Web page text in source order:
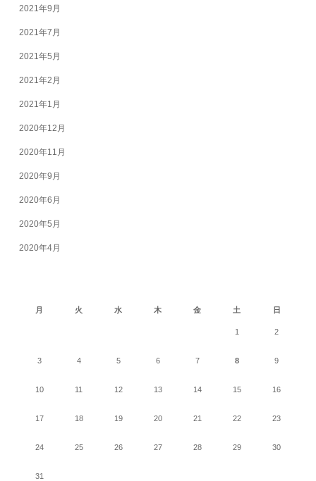
2021年9月
2021年7月
2021年5月
2021年2月
2021年1月
2020年12月
2020年11月
2020年9月
2020年6月
2020年5月
2020年4月
月
火 水 木 金 土 日
1 2
3 4 5 6 7 8 9
10 11 12 13 14 15 16
17 18 19 20 21 22 23
24 25 26 27 28 29 30
31